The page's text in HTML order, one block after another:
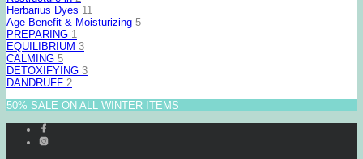
Herbarius Dyes 11
Age Benefit & Moisturizing 5
PREPARING 1
EQUILIBRIUM 3
CALMING 5
DETOXIFYING 3
DANDRUFF 2
50% SALE ON ALL WINTER ITEMS